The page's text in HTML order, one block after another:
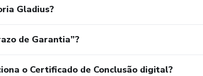
Gladius?
de Garantia”?
o Certificado de Conclusão digital?